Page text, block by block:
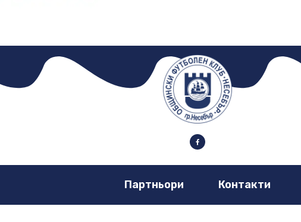
Партньори Контакти